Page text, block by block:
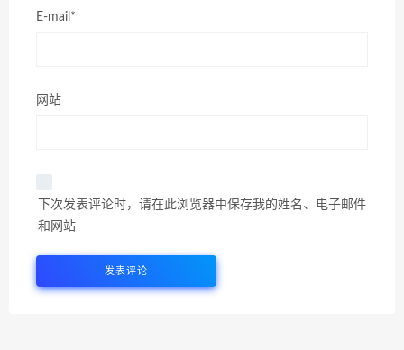
E-mail*
网站
下次发表评论时，请在此浏览器中保存我的姓名、电子邮件
和网站